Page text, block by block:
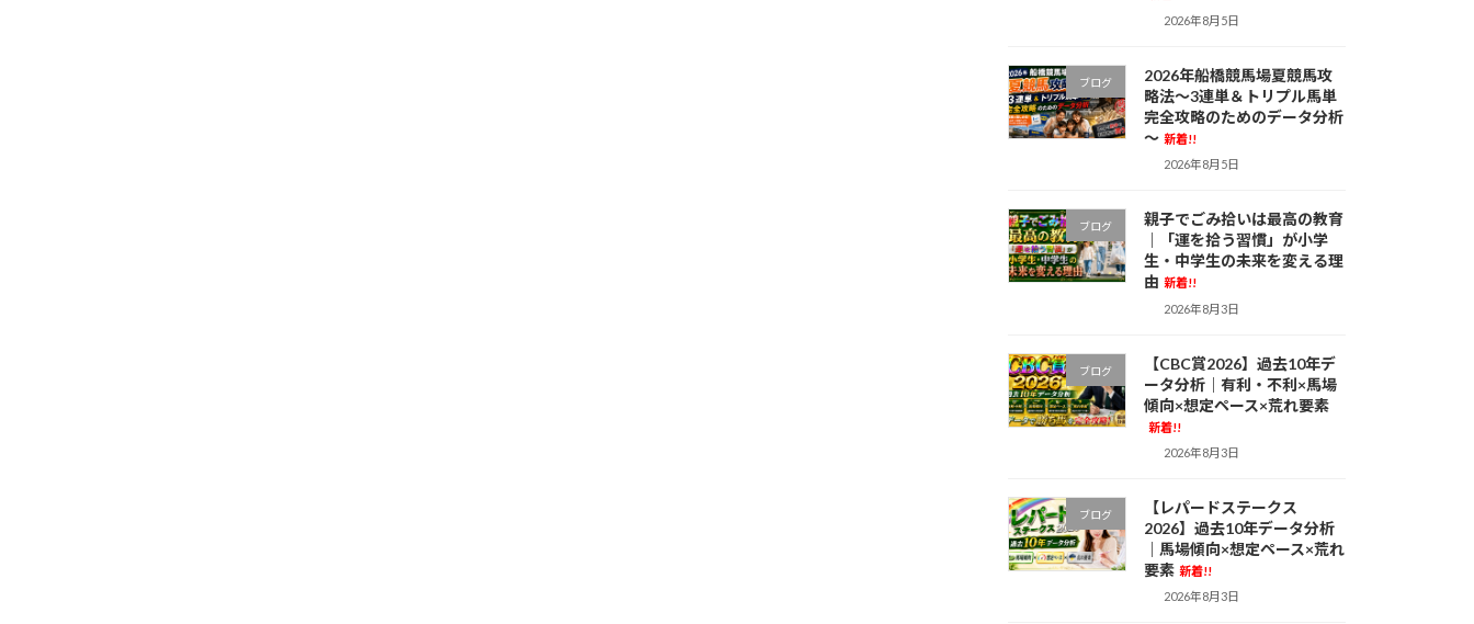
2026年8月5日
ブログ
2026年船橋競馬場夏競馬攻
略法～3連単＆トリプル馬単
完全攻略のためのデータ分析
～ 新着!!
2026年8月5日
ブログ
親子でごみ拾いは最高の教育
｜「運を拾う習慣」が小学
生・中学生の未来を変える理
由 新着!!
2026年8月3日
ブログ
【CBC賞2026】過去10年デ
ータ分析｜有利・不利×馬場
傾向×想定ペース×荒れ要素
新着!!
2026年8月3日
ブログ
【レパードステークス
2026】過去10年データ分析
｜馬場傾向×想定ペース×荒れ
要素 新着!!
2026年8月3日